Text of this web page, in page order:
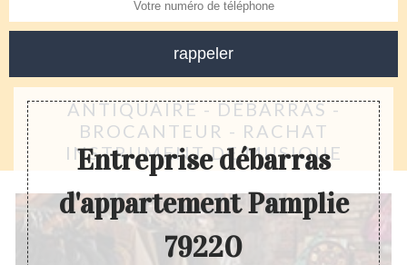
ANTIQUAIRE - DÉBARRAS -
BROCANTEUR - RACHAT
INSTRUMENT DE MUSIQUE
Entreprise débarras
d'appartement Pamplie
79220